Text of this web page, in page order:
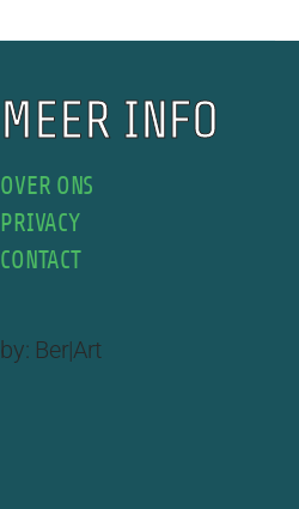
MEER INFO
OVER ONS
PRIVACY
CONTACT
by: Ber|Art